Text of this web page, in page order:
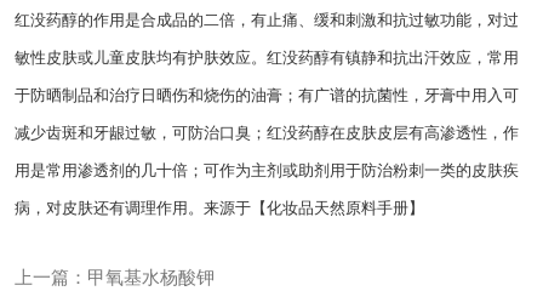
红没药醇的作用是合成品的二倍，有止痛、缓和刺激和抗过敏功能，对过
敏性皮肤或儿童皮肤均有护肤效应。红没药醇有镇静和抗出汗效应，常用
于防晒制品和治疗日晒伤和烧伤的油膏；有广谱的抗菌性，牙膏中用入可
减少齿斑和牙龈过敏，可防治口臭；红没药醇在皮肤皮层有高渗透性，作
用是常用渗透剂的几十倍；可作为主剂或助剂用于防治粉刺一类的皮肤疾
病，对皮肤还有调理作用。来源于【化妆品天然原料手册】
上一篇：甲氧基水杨酸钾